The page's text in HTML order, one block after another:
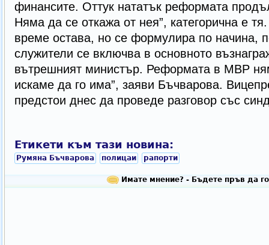
финансите. Оттук нататък реформата
Няма да се откажа от нея”, категорична е
време остава, но се формулира по начина,
служители се включва в основното
вътрешният министър. Реформата в МВР
искаме да го има”, заяви Бъчварова.
предстои днес да проведе разговор със
Етикети към тази новина:
Румяна Бъчварова полицаи рапорти
Имате мнение? - Бъдете пръв да го